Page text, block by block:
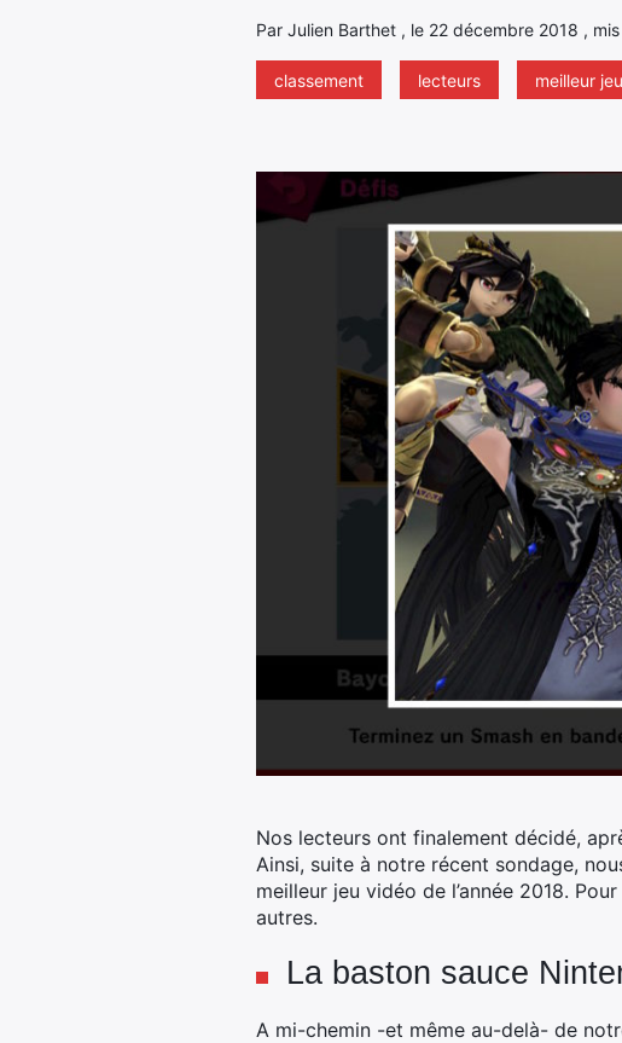
Par Julien Barthet , le 22 décembre 2018 ,
classement lecteurs meilleur jeu
Nos lecteurs ont finalement décidé,
Ainsi, suite à notre récent sondage,
meilleur jeu vidéo de l’année 2018.
autres.
La baston sauce
A mi-chemin -et même au-delà- de